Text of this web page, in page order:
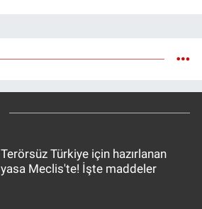
Terörsüz Türkiye için hazırlanan
yasa Meclis'te! İşte maddeler